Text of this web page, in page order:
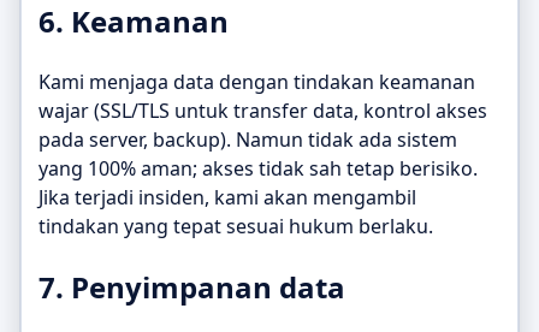
6. Keamanan
Kami menjaga data dengan tindakan keamanan
wajar (SSL/TLS untuk transfer data, kontrol akses
pada server, backup). Namun tidak ada sistem
yang 100% aman; akses tidak sah tetap berisiko.
Jika terjadi insiden, kami akan mengambil
tindakan yang tepat sesuai hukum berlaku.
7. Penyimpanan data